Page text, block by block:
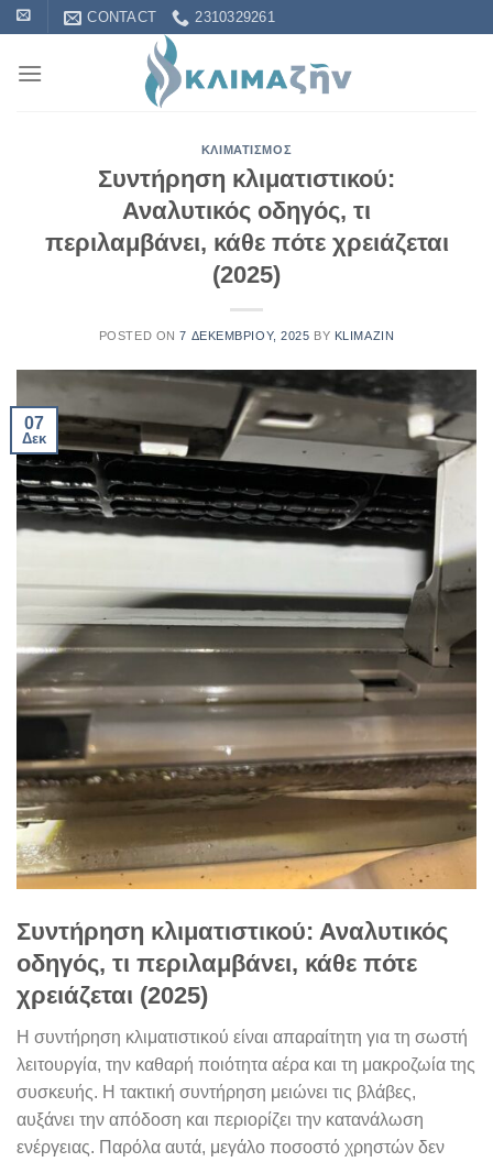
Skip
to
content
CONTACT 2310329261
ΚΛΙΜΑΤΙΣΜΌΣ
Συντήρηση κλιματιστικού:
Αναλυτικός οδηγός, τι
περιλαμβάνει, κάθε πότε χρειάζεται
(2025)
POSTED ON7 ΔΕΚΕΜΒΡΊΟΥ, 2025 BY KLIMAZIN
07
Δεκ
Συντήρηση κλιματιστικού: Αναλυτικός
οδηγός, τι περιλαμβάνει, κάθε πότε
χρειάζεται (2025)
Η συντήρηση κλιματιστικού είναι απαραίτητη για τη σωστή
λειτουργία, την καθαρή ποιότητα αέρα και τη μακροζωία της
συσκευής. Η τακτική συντήρηση μειώνει τις βλάβες,
αυξάνει την απόδοση και περιορίζει την κατανάλωση
ενέργειας. Παρόλα αυτά, μεγάλο ποσοστό χρηστών δεν